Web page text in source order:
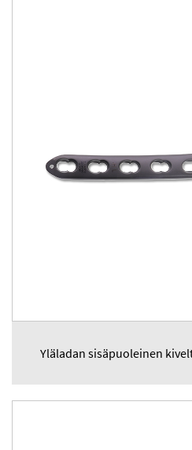
Yläladan sisäpuoleinen